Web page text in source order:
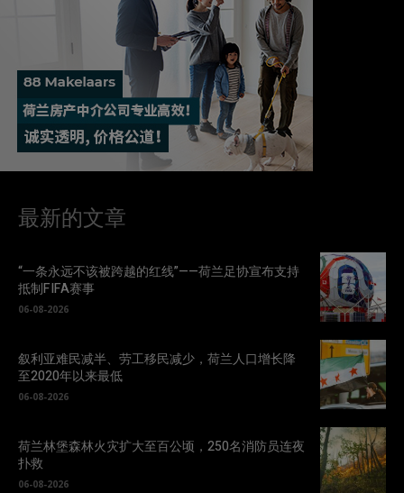
最新的文章
“一条永远不该被跨越的红线”——荷兰足协宣布支持
抵制FIFA赛事
06-08-2026
叙利亚难民减半、劳工移民减少，荷兰人口增长降
至2020年以来最低
06-08-2026
荷兰林堡森林火灾扩大至百公顷，250名消防员连夜
扑救
06-08-2026